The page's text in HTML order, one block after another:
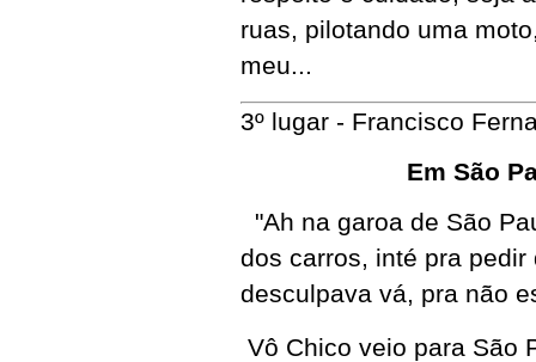
ruas, pilotando uma
meu...
3º lugar - Francisco
Em São
"Ah na garoa de São
dos carros, inté pra
desculpava vá, pra não
Vô Chico veio para São